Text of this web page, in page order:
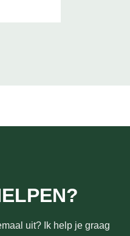
uit? Ik help je graag